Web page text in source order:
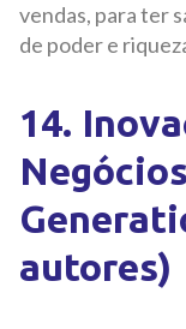
vendas, para ter
de poder e
14.
autores)